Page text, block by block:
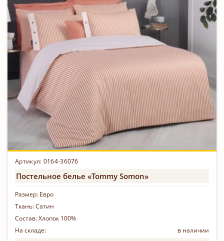
Артикул: 0164-36076
Постельное белье «Tommy Somon»
Размер: Евро
Ткань:Сатин
Состав:Хлопок 100%
На складе:
в наличии